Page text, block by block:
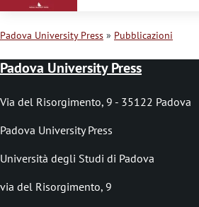
B
r
i
c
i
o
Padova University Press Pubblicazioni
Padova University Press
Via del Risorgimento, 9 - 35122 Padova
Padova University Press
Università degli Studi di Padova
via del Risorgimento, 9